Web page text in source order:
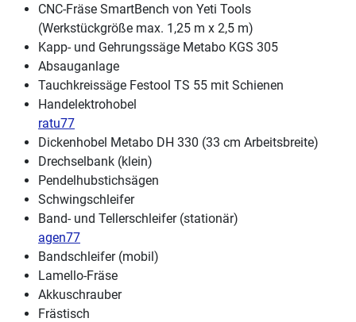
CNC-Fräse SmartBench von Yeti Tools
(Werkstückgröße max. 1,25 m x 2,5 m)
Kapp- und Gehrungssäge Metabo KGS 305
Absauganlage
Tauchkreissäge Festool TS 55 mit Schienen
Handelektrohobel
ratu77
Dickenhobel Metabo DH 330 (33 cm Arbeitsbreite)
Drechselbank (klein)
Pendelhubstichsägen
Schwingschleifer
Band- und Tellerschleifer (stationär)
agen77
Bandschleifer (mobil)
Lamello-Fräse
Akkuschrauber
Frästisch